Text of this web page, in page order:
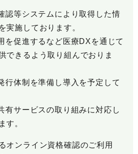
認等システムにより取得した情
実施しております。
を促進するなど医療DXを通じて
できるよう取り組んでおりま
行体制を準備し導入を予定して
有サービスの取り組みに対応し
す。
オンライン資格確認のご利用